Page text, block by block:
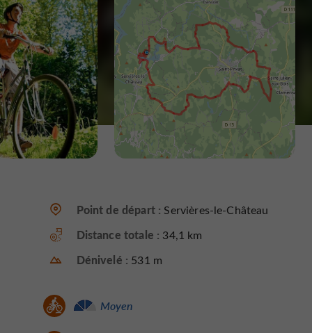
Point de départ : Servières-le-Château
Distance totale : 34,1 km
Dénivelé : 531 m
Moyen